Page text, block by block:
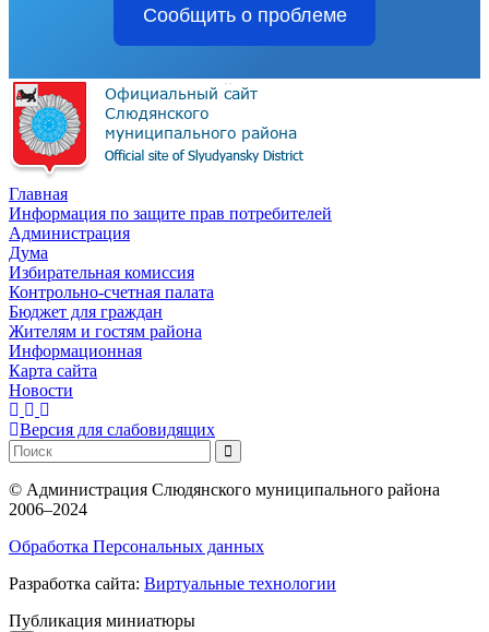
Сообщить о проблеме
Главная
Информация по защите прав потребителей
Администрация
Дума
Избирательная комиссия
Контрольно-счетная палата
Бюджет для граждан
Жителям и гостям района
Информационная
Карта сайта
Новости
Версия для слабовидящих
© Администрация Слюдянского муниципального района
2006–2024
Обработка Персональных данных
Разработка сайта: Виртуальные технологии
Публикация миниатюры